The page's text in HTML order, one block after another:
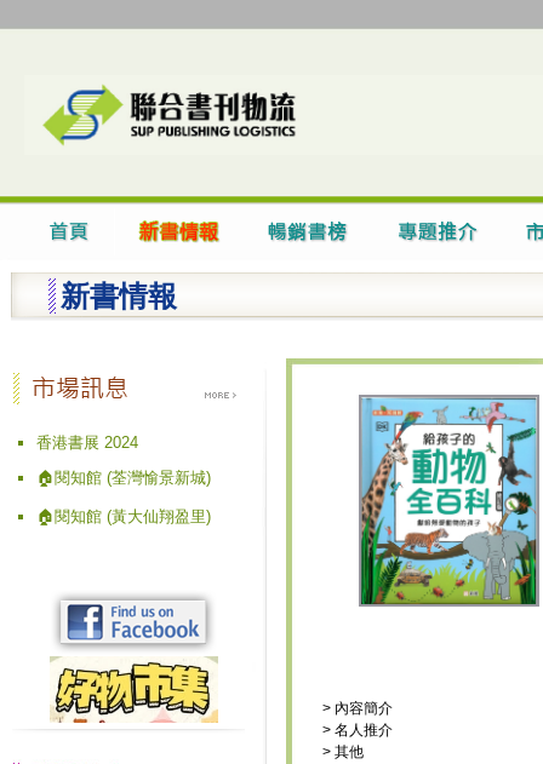
新書情報
香港書展 2024
🏠閱知館 (荃灣愉景新城)
🏠閱知館 (黃大仙翔盈里)
> 內容簡介
> 名人推介
> 其他